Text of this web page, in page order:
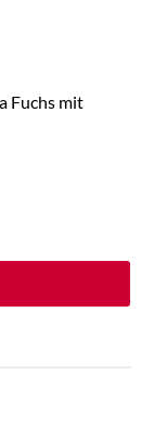
Fuchs mit